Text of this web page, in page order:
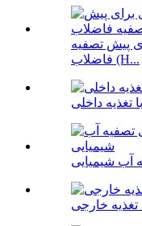
پیش تصفیه
فاضلاب (H...
داخلی
آب شیمیایی
خارجی